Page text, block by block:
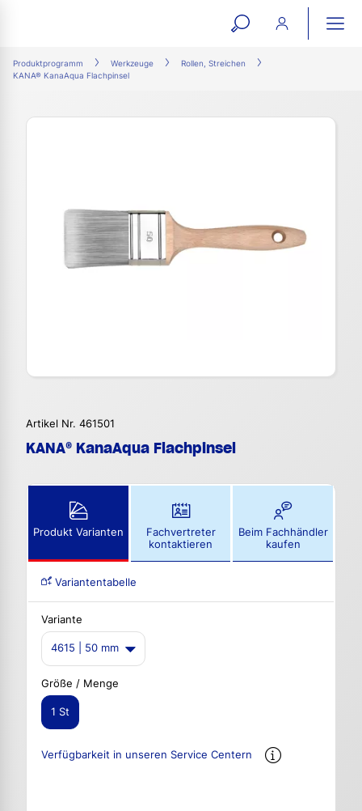
open
search
Produktprogramm Werkzeuge
Rollen, Streichen
KANA® KanaAqua Flachpinsel
Artikel Nr. 461501
KANA® KanaAqua Flachpinsel
Produkt Varianten
Fachvertreter
kontaktieren
Beim Fachhändler
kaufen
Variantentabelle
Variante
4615 | 50 mm
Größe / Menge
1 St
Verfügbarkeit in unseren Service Centern